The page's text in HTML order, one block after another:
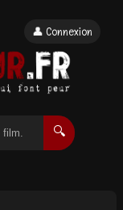
🔍
👤 Connexion